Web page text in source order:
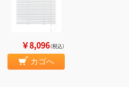
￥8,096（税込）
カゴへ